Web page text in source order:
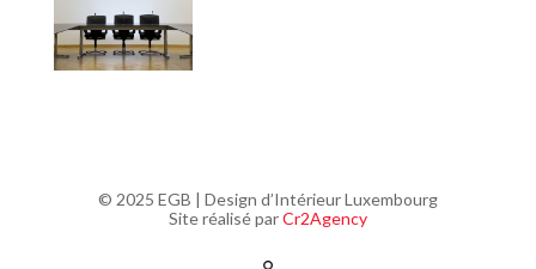
© 2025 EGB | Design d’Intérieur Luxembourg
Site réalisé parCr2Agency